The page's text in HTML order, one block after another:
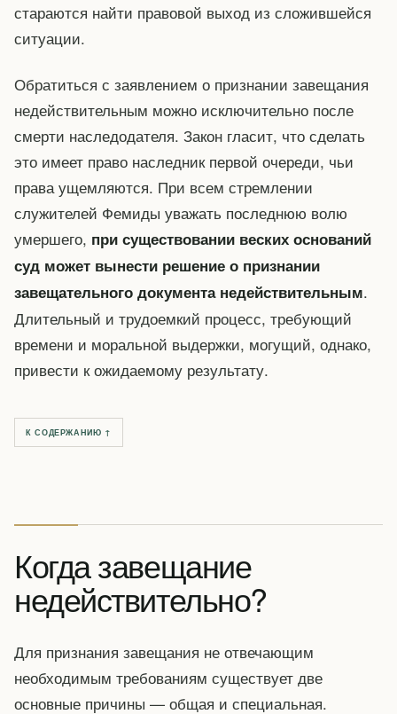
стараются найти правовой выход из сложившейся
ситуации.
Обратиться с заявлением о признании завещания
недействительным можно исключительно после
смерти наследодателя. Закон гласит, что сделать
это имеет право наследник первой очереди, чьи
права ущемляются. При всем стремлении
служителей Фемиды уважать последнюю волю
умершего, при существовании веских оснований
суд может вынести решение о признании
завещательного документа недействительным.
Длительный и трудоемкий процесс, требующий
времени и моральной выдержки, могущий, однако,
привести к ожидаемому результату.
К СОДЕРЖАНИЮ ↑
Когда завещание
недействительно?
Для признания завещания не отвечающим
необходимым требованиям существует две
основные причины — общая и специальная.